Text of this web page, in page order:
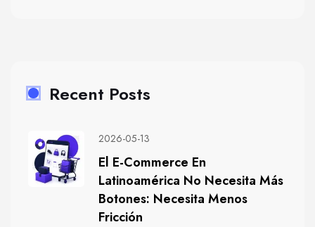
Recent Posts
2026-05-13
El E-Commerce En
Latinoamérica No Necesita Más
Botones: Necesita Menos
Fricción